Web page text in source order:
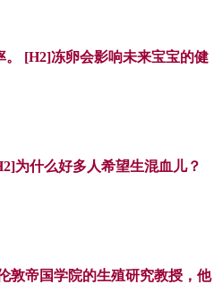
[H2]冻卵会影响未来宝宝的健
为什么好多人希望生混血儿？
敦帝国学院的生殖研究教授，他